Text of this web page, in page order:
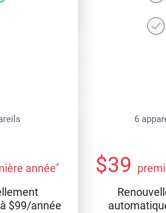
6
année*
$99/année
$39